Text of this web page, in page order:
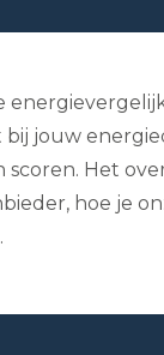
jouw
Het
hoe je